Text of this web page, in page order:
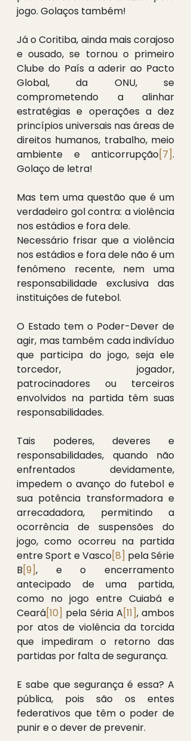
jogo. Golaços também!
Já o Coritiba, ainda mais corajoso
e ousado, se tornou o primeiro
Clube do País a aderir ao Pacto
Global, da ONU, se
comprometendo a alinhar
estratégias e operações a dez
princípios universais nas áreas de
direitos humanos, trabalho, meio
ambiente e anticorrupção[7].
Golaço de letra!
Mas tem uma questão que é um
verdadeiro gol contra: a violência
nos estádios e fora dele.
Necessário frisar que a violência
nos estádios e fora dele não é um
fenômeno recente, nem uma
responsabilidade exclusiva das
instituições de futebol.
O Estado tem o Poder-Dever de
agir, mas também cada indivíduo
que participa do jogo, seja ele
torcedor, jogador,
patrocinadores ou terceiros
envolvidos na partida têm suas
responsabilidades.
Tais poderes, deveres e
responsabilidades, quando não
enfrentados devidamente,
impedem o avanço do futebol e
sua potência transformadora e
arrecadadora, permitindo a
ocorrência de suspensões do
jogo, como ocorreu na partida
entre Sport e Vasco[8] pela Série
B[9], e o encerramento
antecipado de uma partida,
como no jogo entre Cuiabá e
Ceará[10] pela Séria A[11], ambos
por atos de violência da torcida
que impediram o retorno das
partidas por falta de segurança.
E sabe que segurança é essa? A
pública, pois são os entes
federativos que têm o poder de
punir e o dever de prevenir.